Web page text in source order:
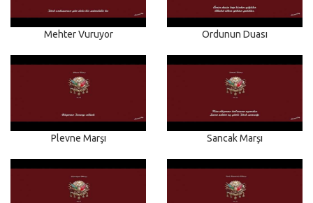
Mehter Vuruyor Ordunun Duası
Plevne Marşı Sancak Marşı